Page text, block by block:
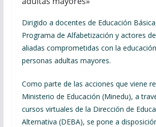
Dirigido a docentes de Educación
Programa de Alfabetización y actores
aliadas comprometidas con la
personas adultas mayores.
Como parte de las acciones que viene
Ministerio de Educación (Minedu), a
cursos virtuales de la Dirección de
Alternativa (DEBA), se pone a